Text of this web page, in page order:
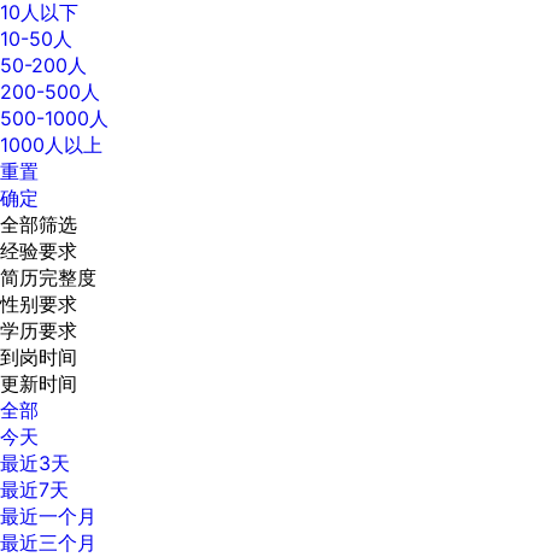
10人以下
10-50人
50-200人
200-500人
500-1000人
1000人以上
重置
确定
全部筛选
经验要求
简历完整度
性别要求
学历要求
到岗时间
更新时间
全部
今天
最近3天
最近7天
最近一个月
最近三个月